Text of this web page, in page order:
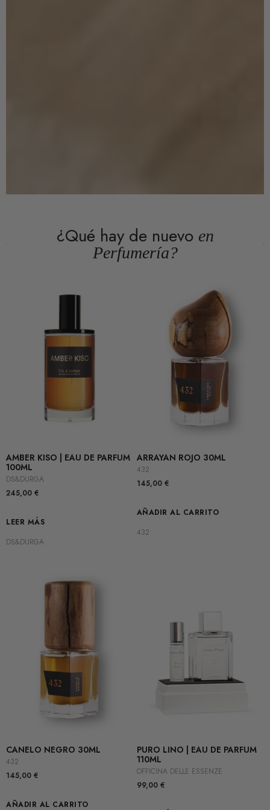
¿Qué hay de nuevo en
Perfumería?
AMBER KISO | EAU DE PARFUM
100ML
DS&DURGA
245,00 €
LEER MÁS
DS&DURGA
ARRAYAN ROJO 30ML
432
145,00 €
AÑADIR AL CARRITO
432
CANELO NEGRO 30ML
432
145,00 €
AÑADIR AL CARRITO
PURO LINO | EAU DE PARFUM
110ML
OFFICINA DELLE ESSENZE
99,00 €